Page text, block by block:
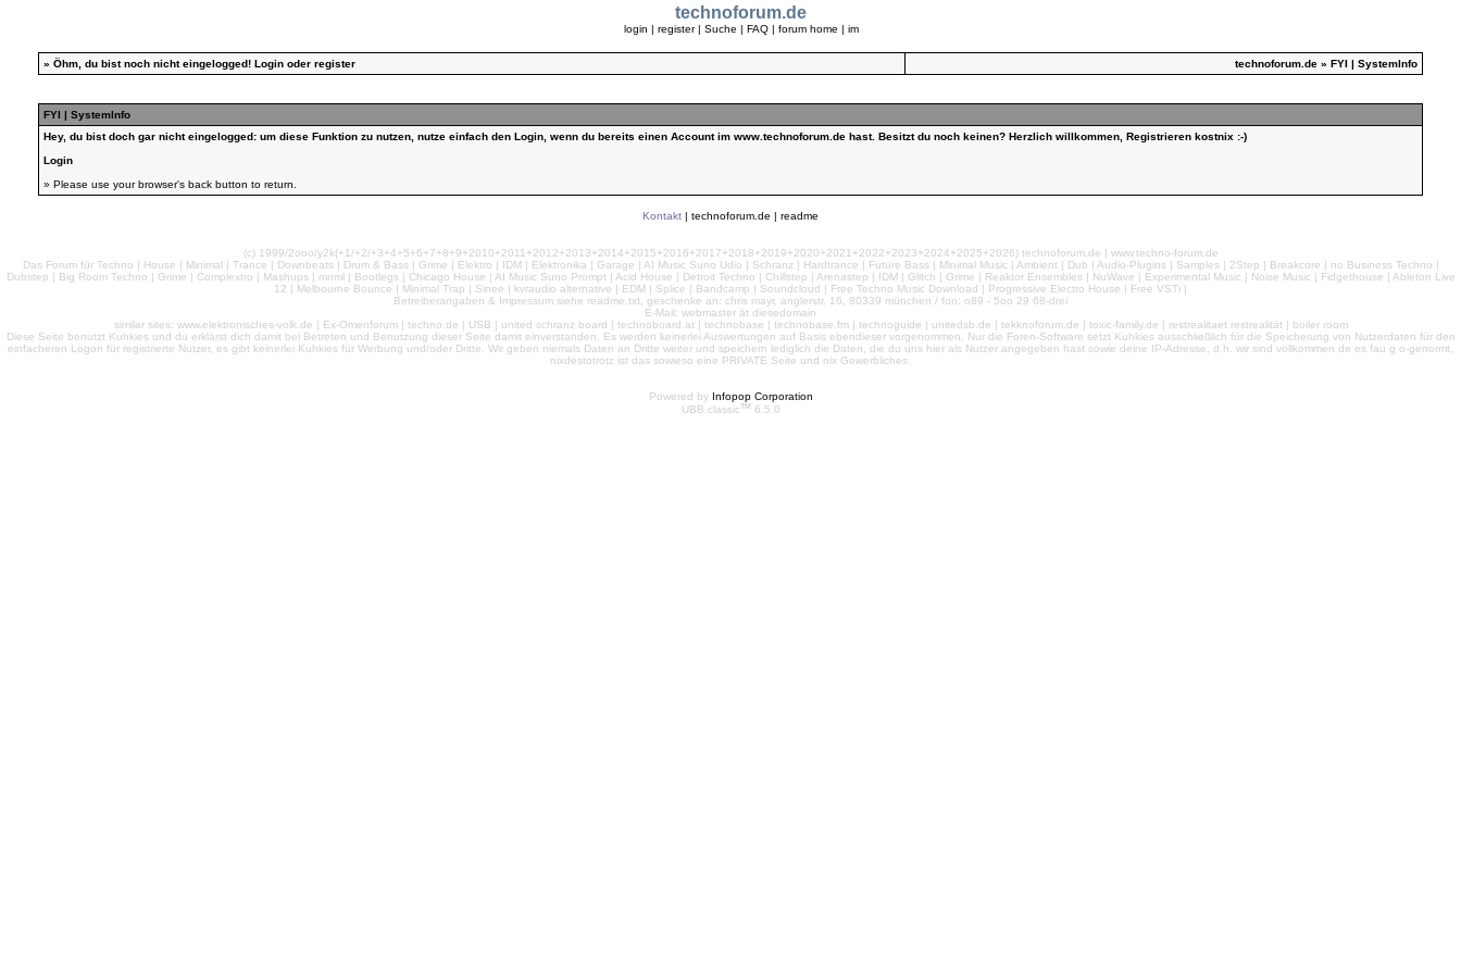
technoforum.de
login | register | Suche | FAQ| forum home | im
» Öhm, du bist noch nicht eingelogged! Login oder register technoforum.de » FYI | SystemInfo
FYI | SystemInfo
Hey, du bist doch gar nicht eingelogged: um diese Funktion zu nutzen, nutze einfach den Login, wenn du bereits einen Account im www.technoforum.de hast. Besitzt du noch keinen? Herzlich willkommen, Registrieren kostnix :-)
Login
» Please use your browser's back button to return.
Kontakt | technoforum.de | readme
(c) 1999/2ooo/y2k(+1/+2/+3+4+5+6+7+8+9+2010+2011+2012+2013+2014+2015+2016+2017+2018+2019+2020+2021+2022+2023+2024+2025+2026) technoforum.de | www.techno-forum.de
Das Forum für Techno | House | Minimal | Trance | Downbeats | Drum & Bass | Grime | Elektro | IDM | Elektronika | Garage | AI Music Suno Udio | Schranz | Hardtrance | Future Bass | Minimal Music | Ambient | Dub | Audio-Plugins | Samples | 2Step | Breakcore | no Business Techno |
Dubstep | Big Room Techno | Grime | Complextro | Mashups | mnml | Bootlegs | Chicago House | AI Music Suno Prompt | Acid House | Detroit Techno | Chillstep | Arenastep | IDM | Glitch | Grime | Reaktor Ensembles | NuWave | Experimental Music | Noise Music | Fidgethouse | Ableton Live
12 | Melbourne Bounce | Minimal Trap | Sinee | kvraudio alternative | EDM | Splice | Bandcamp | Soundcloud | Free Techno Music Download | Progressive Electro House | Free VSTi |
Betreiberangaben & Impressum siehe readme.txt, geschenke an: chris mayr, anglerstr. 16, 80339 münchen / fon: o89 - 5oo 29 68-drei
E-Mail: webmaster ät diesedomain
similar sites: www.elektronisches-volk.de | Ex-Omenforum | techno.de | USB | united schranz board | technoboard.at | technobase | technobase.fm | technoguide | unitedsb.de | tekknoforum.de | toxic-family.de | restrealitaet restrealität | boiler room
Diese Seite benutzt Kuhkies und du erklärst dich damit bei Betreten und Benutzung dieser Seite damit einverstanden. Es werden keinerlei Auswertungen auf Basis ebendieser vorgenommen. Nur die Foren-Software setzt Kuhkies ausschließlich für die Speicherung von Nutzerdaten für den
einfacheren Logon für registrierte Nutzer, es gibt keinerlei Kuhkies für Werbung und/oder Dritte. Wir geben niemals Daten an Dritte weiter und speichern lediglich die Daten, die du uns hier als Nutzer angegeben hast sowie deine IP-Adresse, d.h. wir sind vollkommen de es fau g o-genormt,
nixdestotrotz ist das sowieso eine PRIVATE Seite und nix Gewerbliches.
Powered by Infopop Corporation
UBB.classicTM 6.5.0